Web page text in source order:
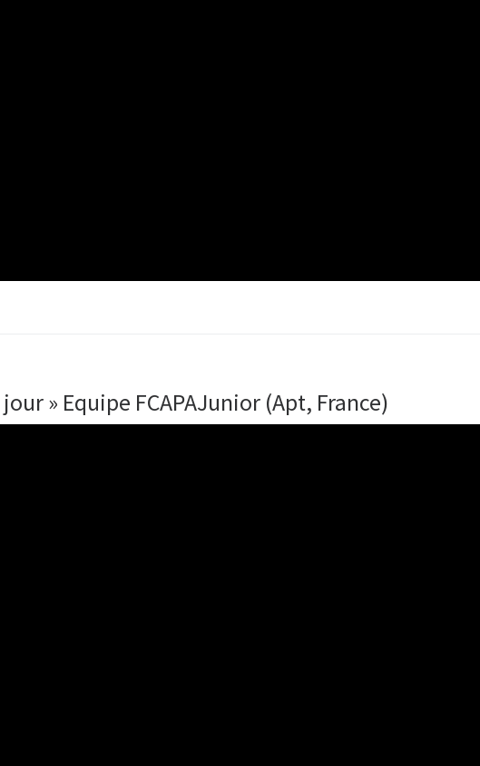
» Equipe FCAPAJunior (Apt, France)